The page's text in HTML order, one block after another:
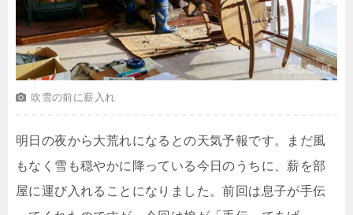
吹雪の前に薪入れ
明日の夜から大荒れになるとの天気予報です。まだ風
もなく雪も穏やかに降っている今日のうちに、薪を部
屋に運び入れることになりました。前回は息子が手伝